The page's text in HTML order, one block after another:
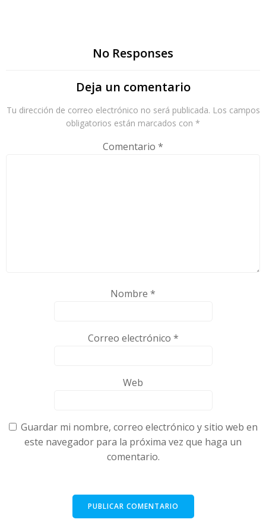
No Responses
Deja un comentario
Tu dirección de correo electrónico no será publicada. Los campos
obligatorios están marcados con *
Comentario *
Nombre *
Correo electrónico *
Web
Guardar mi nombre, correo electrónico y sitio web en
este navegador para la próxima vez que haga un
comentario.